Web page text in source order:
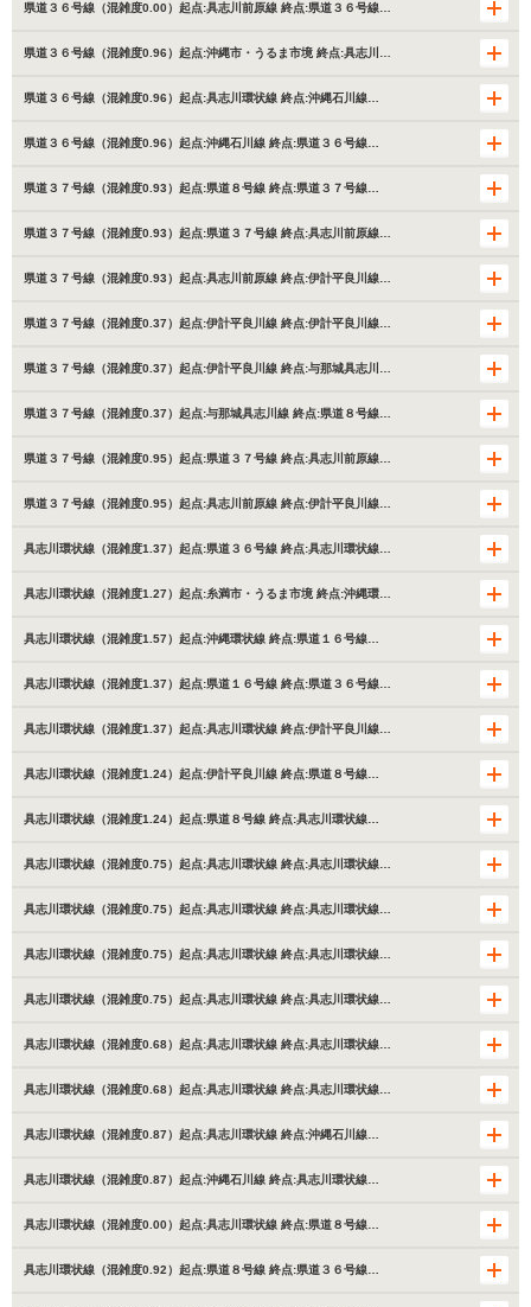
県道３６号線（混雑度0.00）起点:具志川前原線 終点:県道３６号線…
県道３６号線（混雑度0.96）起点:沖縄市・うるま市境 終点:具志川…
県道３６号線（混雑度0.96）起点:具志川環状線 終点:沖縄石川線…
県道３６号線（混雑度0.96）起点:沖縄石川線 終点:県道３６号線…
県道３７号線（混雑度0.93）起点:県道８号線 終点:県道３７号線…
県道３７号線（混雑度0.93）起点:県道３７号線 終点:具志川前原線…
県道３７号線（混雑度0.93）起点:具志川前原線 終点:伊計平良川線…
県道３７号線（混雑度0.37）起点:伊計平良川線 終点:伊計平良川線…
県道３７号線（混雑度0.37）起点:伊計平良川線 終点:与那城具志川…
県道３７号線（混雑度0.37）起点:与那城具志川線 終点:県道８号線…
県道３７号線（混雑度0.95）起点:県道３７号線 終点:具志川前原線…
県道３７号線（混雑度0.95）起点:具志川前原線 終点:伊計平良川線…
具志川環状線（混雑度1.37）起点:県道３６号線 終点:具志川環状線…
具志川環状線（混雑度1.27）起点:糸満市・うるま市境 終点:沖縄環…
具志川環状線（混雑度1.57）起点:沖縄環状線 終点:県道１６号線…
具志川環状線（混雑度1.37）起点:県道１６号線 終点:県道３６号線…
具志川環状線（混雑度1.37）起点:具志川環状線 終点:伊計平良川線…
具志川環状線（混雑度1.24）起点:伊計平良川線 終点:県道８号線…
具志川環状線（混雑度1.24）起点:県道８号線 終点:具志川環状線…
具志川環状線（混雑度0.75）起点:具志川環状線 終点:具志川環状線…
具志川環状線（混雑度0.75）起点:具志川環状線 終点:具志川環状線…
具志川環状線（混雑度0.75）起点:具志川環状線 終点:具志川環状線…
具志川環状線（混雑度0.75）起点:具志川環状線 終点:具志川環状線…
具志川環状線（混雑度0.68）起点:具志川環状線 終点:具志川環状線…
具志川環状線（混雑度0.68）起点:具志川環状線 終点:具志川環状線…
具志川環状線（混雑度0.87）起点:具志川環状線 終点:沖縄石川線…
具志川環状線（混雑度0.87）起点:沖縄石川線 終点:具志川環状線…
具志川環状線（混雑度0.00）起点:具志川環状線 終点:県道８号線…
具志川環状線（混雑度0.92）起点:県道８号線 終点:県道３６号線…